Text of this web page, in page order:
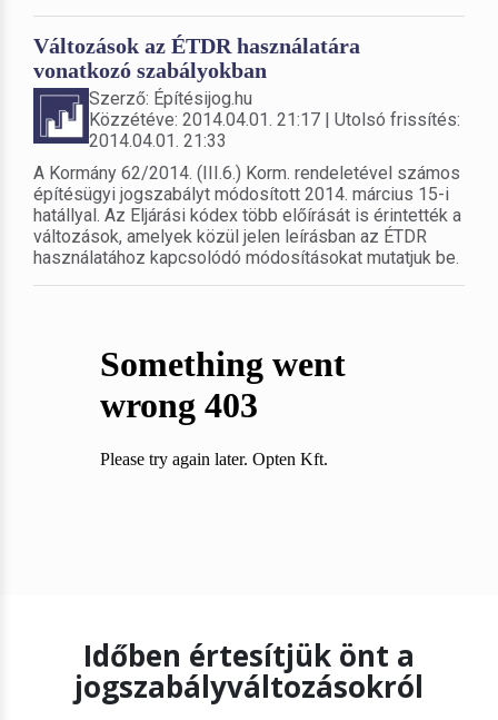
Változások az ÉTDR használatára
vonatkozó szabályokban
Szerző: Építésijog.hu
Közzétéve: 2014.04.01. 21:17 | Utolsó frissítés:
2014.04.01. 21:33
A Kormány 62/2014. (III.6.) Korm. rendeletével számos
építésügyi jogszabályt módosított 2014. március 15-i
hatállyal. Az Eljárási kódex több előírását is érintették a
változások, amelyek közül jelen leírásban az ÉTDR
használatához kapcsolódó módosításokat mutatjuk be.
Időben értesítjük önt a
jogszabályváltozásokról